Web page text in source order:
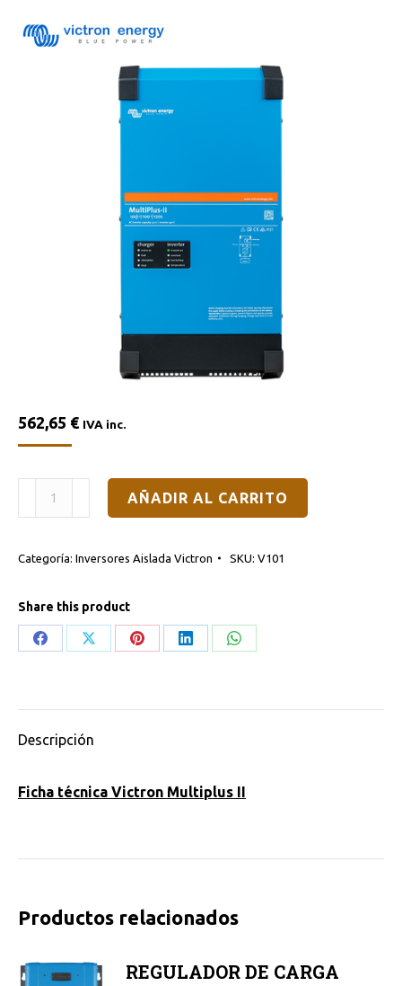
562,65 € IVA inc.
INVERSOR/CARGADOR
VICTRON
II
32
cantidad
AÑADIR AL CARRITO
Categoría: Inversores Aislada Victron SKU: V101
Share this product
Share
Share
Share
Share
Share
Descripción
Ficha técnica Victron Multiplus II
Productos relacionados
REGULADOR DE CARGA